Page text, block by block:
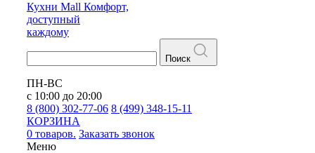
Кухни Mall Комфорт,
доступный
каждому
Поиск
ПН-ВС
с 10:00 до 20:00
8 (800) 302-77-06 8 (499) 348-15-11
КОРЗИНА
0 товаров. Заказать звонок
Меню